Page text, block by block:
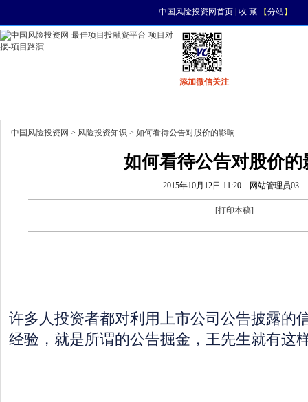
中国风险投资网首页| 收 藏【分站】
添加微信关注
中国风险投资网 > 风险投资知识 > 如何看待公告对股价的影响
如何看待公告对股价的
2015年10月12日 11:20 网站管理员03
[打印本稿]
许多人投资者都对利用上市公司公告披露的
经验，就是所谓的公告掘金，王先生就有这